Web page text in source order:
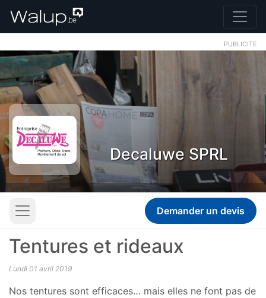
PUBLICITE
Decaluwe SPRL
Demander un devis
Tentures et rideaux
Lundi 01 avril 2019
Nos tentures sont efficaces… mais elles ne font pas de